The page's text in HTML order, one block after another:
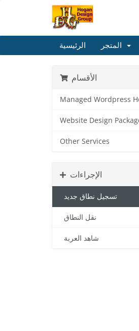
الرئيسية
الأقسام
Managed Wordpress
Website Design
Other Services
الإجراءات
تسجيل نطاق جديد
نقل النطاق
شاهد العربة